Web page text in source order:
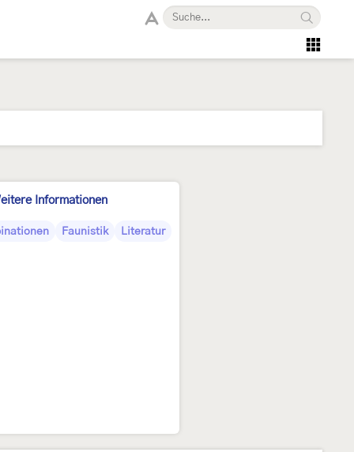
Informationen
Faunistik Literatur